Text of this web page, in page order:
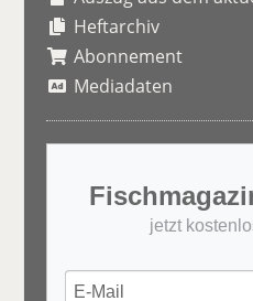
Heftarchiv
Abonnement
Mediadaten
jetzt